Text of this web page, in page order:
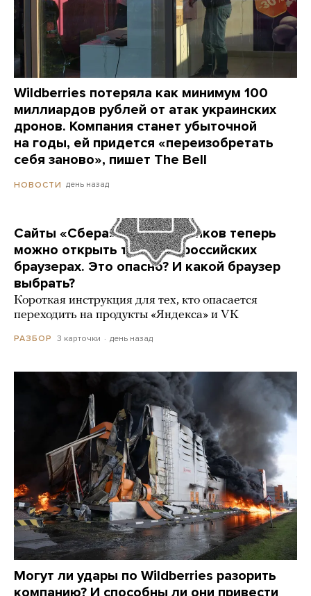
Wildberries потеряла как минимум 100
миллиардов рублей от атак украинских
дронов. Компания станет убыточной
на годы, ей придется «переизобретать
себя заново», пишет The Bell
НОВОСТИ день назад
Сайты «Сбера» и других банков теперь
можно открыть только в российских
браузерах. Это опасно? И какой браузер
выбрать?
Короткая инструкция для тех, кто опасается
переходить на продукты «Яндекса» и VK
РАЗБОР 3 карточки день назад
Могут ли удары по Wildberries разорить
компанию? И способны ли они привести